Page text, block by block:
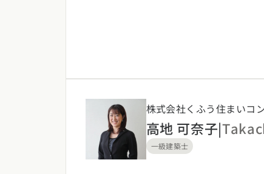
株式会社くふう住まい
高地 可奈子|
一級建築士
東京都 (12)
新潟県 (12)
東海エリア